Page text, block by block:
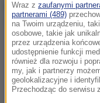
Wraz z zaufanymi
partnerami (489)
na Twoim urządzeniu,
osobowe, takie jak
przez urządzenia
udostępnienie funkcji
również dla rozwoju i
my, jak i partnerzy
geolokalizacyjne i
Przechodząc do serwisu